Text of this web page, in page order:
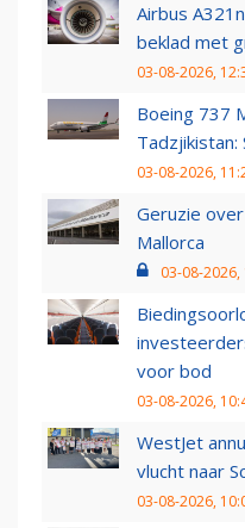
Airbus
beklad met
03-08-2026,
Boeing 737
03-08-2026,
Geruzie
Mallorca
03-08-2026,
voor bod
03-08-2026,
WestJet
vlucht naar
03-08-2026,